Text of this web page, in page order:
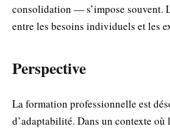
consolidation — s’impose souvent.
entre les besoins individuels et les
Perspective
La formation professionnelle est
d’adaptabilité. Dans un contexte où